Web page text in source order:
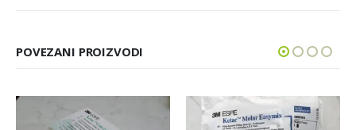
POVEZANI PROIZVODI